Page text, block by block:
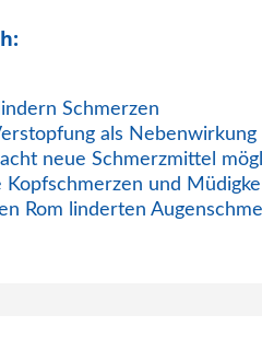
Schmerzen
als
neue Schmerzmittel
und
Rom linderten